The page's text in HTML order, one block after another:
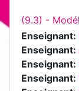
(9.3) -
Enseignant:
Enseignant:
Enseignant:
Enseignant: